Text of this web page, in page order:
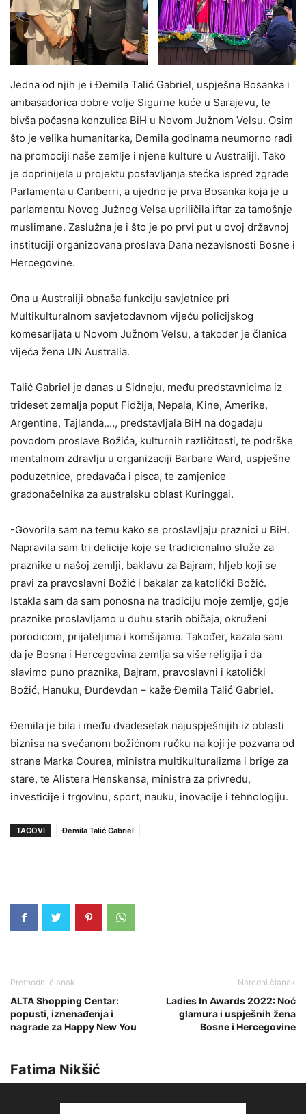
Jedna od njih je i Đemila Talić Gabriel, uspješna Bosanka i
ambasadorica dobre volje Sigurne kuće u Sarajevu, te
bivša počasna konzulica BiH u Novom Južnom Velsu. Osim
što je velika humanitarka, Đemila godinama neumorno radi
na promociji naše zemlje i njene kulture u Australiji. Tako
je doprinijela u projektu postavljanja stećka ispred zgrade
Parlamenta u Canberri, a ujedno je prva Bosanka koja je u
parlamentu Novog Južnog Velsa upriličila iftar za tamošnje
muslimane. Zaslužna je i što je po prvi put u ovoj državnoj
instituciji organizovana proslava Dana nezavisnosti Bosne i
Hercegovine.
Ona u Australiji obnaša funkciju savjetnice pri
Multikulturalnom savjetodavnom vijeću policijskog
komesarijata u Novom Južnom Velsu, a također je članica
vijeća žena UN Australia.
Talić Gabriel je danas u Sidneju, među predstavnicima iz
trideset zemalja poput Fidžija, Nepala, Kine, Amerike,
Argentine, Tajlanda,…, predstavljala BiH na događaju
povodom proslave Božića, kulturnih različitosti, te podrške
mentalnom zdravlju u organizaciji Barbare Ward, uspješne
poduzetnice, predavača i pisca, te zamjenice
gradonačelnika za australsku oblast Kuringgai.
-Govorila sam na temu kako se proslavljaju praznici u BiH.
Napravila sam tri delicije koje se tradicionalno služe za
praznike u našoj zemlji, baklavu za Bajram, hljeb koji se
pravi za pravoslavni Božić i bakalar za katolički Božić.
Istakla sam da sam ponosna na tradiciju moje zemlje, gdje
praznike proslavljamo u duhu starih običaja, okruženi
porodicom, prijateljima i komšijama. Također, kazala sam
da je Bosna i Hercegovina zemlja sa više religija i da
slavimo puno praznika, Bajram, pravoslavni i katolički
Božić, Hanuku, Đurđevdan – kaže Đemila Talić Gabriel.
Đemila je bila i među dvadesetak najuspješnijih iz oblasti
biznisa na svečanom božićnom ručku na koji je pozvana od
strane Marka Courea, ministra multikulturalizma i brige za
stare, te Alistera Henskensa, ministra za privredu,
investicije i trgovinu, sport, nauku, inovacije i tehnologiju.
TAGOVI Đemila Talić Gabriel
Prethodni članak
ALTA Shopping Centar:
popusti, iznenađenja i
nagrade za Happy New You
Naredni članak
Ladies In Awards 2022: Noć
glamura i uspješnih žena
Bosne i Hercegovine
Fatima Nikšić